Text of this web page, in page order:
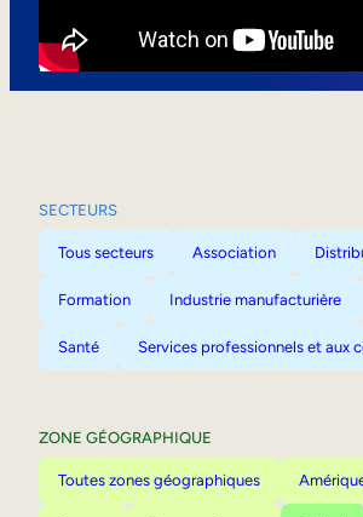
SECTEURS
Tous secteurs Association
Formation Industrie manufacturière
Santé Services professionnels et aux
ZONE GÉOGRAPHIQUE
Toutes zones géographiques